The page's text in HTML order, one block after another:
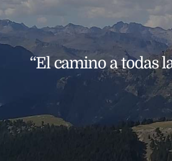
“El camino a todas